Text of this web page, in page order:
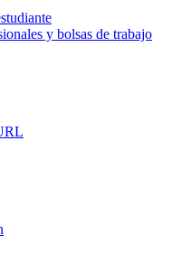
y bolsas de trabajo